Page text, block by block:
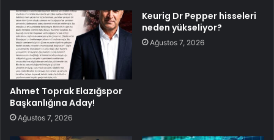
Ahmet Toprak Elazığspor
Başkanlığına Aday!
Ağustos 7, 2026
Keurig Dr Pepper hisseleri
neden yükseliyor?
Ağustos 7, 2026